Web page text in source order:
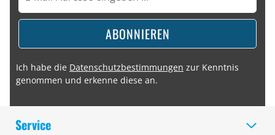
ABONNIEREN
Ich habe die Datenschutzbestimmungen zur Kenntnis
genommen und erkenne diese an.
Service